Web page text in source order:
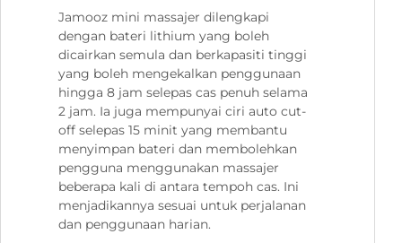
Jamooz mini massajer dilengkapi
dengan bateri lithium yang boleh
dicairkan semula dan berkapasiti tinggi
yang boleh mengekalkan penggunaan
hingga 8 jam selepas cas penuh selama
2 jam. Ia juga mempunyai ciri auto cut-
off selepas 15 minit yang membantu
menyimpan bateri dan membolehkan
pengguna menggunakan massajer
beberapa kali di antara tempoh cas. Ini
menjadikannya sesuai untuk perjalanan
dan penggunaan harian.